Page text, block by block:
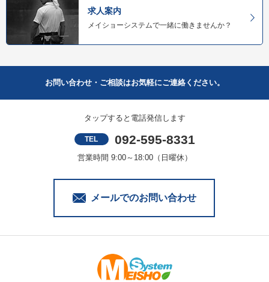
求人案内
メイショーシステムで一緒に働きませんか？
お問い合わせ・ご相談はお気軽にご連絡ください。
タップすると電話発信します
TEL 092-595-8331
営業時間 9:00～18:00（日曜休）
メールでのお問い合わせ